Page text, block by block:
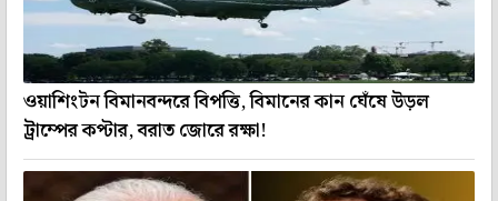
ওয়াশিংটন বিমানবন্দরে বিপত্তি, বিমানের কান ঘেঁষে উড়ল
ট্রাম্পের কপ্টার, বরাত জোরে রক্ষা!